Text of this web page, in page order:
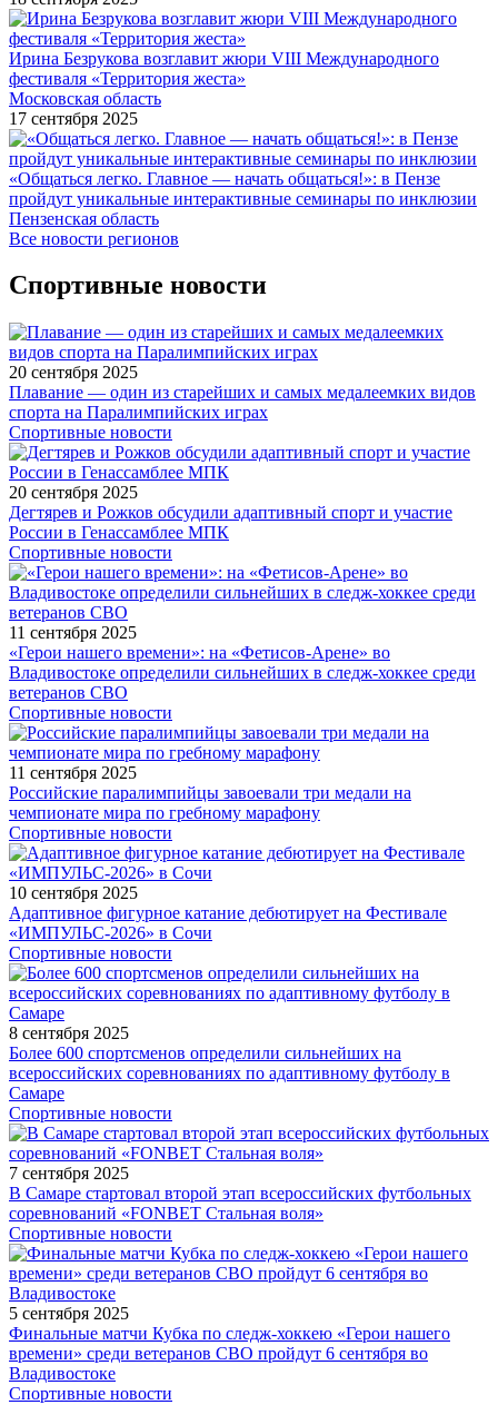
Ирина Безрукова возглавит жюри VIII Международного
фестиваля «Территория жеста»
Московская область
17 сентября 2025
«Общаться легко. Главное — начать общаться!»: в Пензе
пройдут уникальные интерактивные семинары по инклюзии
Пензенская область
Все новости регионов
Спортивные новости
20 сентября 2025
Плавание — один из старейших и самых медалеемких видов
спорта на Паралимпийских играх
Спортивные новости
20 сентября 2025
Дегтярев и Рожков обсудили адаптивный спорт и участие
России в Генассамблее МПК
Спортивные новости
11 сентября 2025
«Герои нашего времени»: на «Фетисов-Арене» во
Владивостоке определили сильнейших в следж-хоккее среди
ветеранов СВО
Спортивные новости
11 сентября 2025
Российские паралимпийцы завоевали три медали на
чемпионате мира по гребному марафону
Спортивные новости
10 сентября 2025
Адаптивное фигурное катание дебютирует на Фестивале
«ИМПУЛЬС-2026» в Сочи
Спортивные новости
8 сентября 2025
Более 600 спортсменов определили сильнейших на
всероссийских соревнованиях по адаптивному футболу в
Самаре
Спортивные новости
7 сентября 2025
В Самаре стартовал второй этап всероссийских футбольных
соревнований «FONBET Стальная воля»
Спортивные новости
5 сентября 2025
Финальные матчи Кубка по следж-хоккею «Герои нашего
времени» среди ветеранов СВО пройдут 6 сентября во
Владивостоке
Спортивные новости